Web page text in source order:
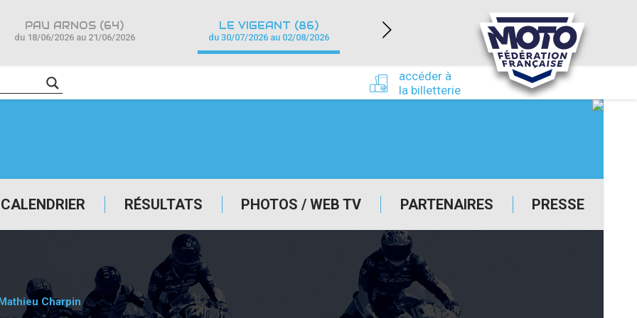
CALENDRIER RÉSULTATS PHOTOS / WEB TV PARTENAIRES PRESSE
accéder à
la billetterie
PAU ARNOS (64)
du 18/06/2026 au 21/06/2026
LE VIGEANT (86)
du 30/07/2026 au 02/08/2026
NEVERS MAGNY-COURS (58)
du 24/09/2026 au 27/09/2026
Charpin